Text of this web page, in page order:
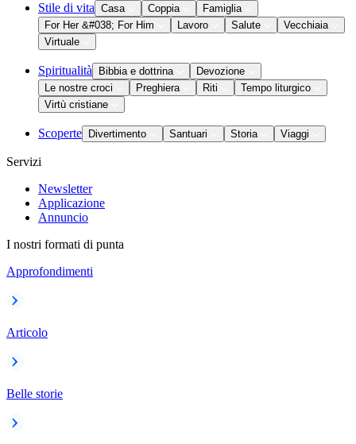
Stile di vita Casa Coppia
Famiglia
For Her &#038; For Him
Lavoro Salute
Vecchiaia
Virtuale
Spiritualità Bibbia e dottrina
Devozione
Le nostre croci
Preghiera Riti
Tempo liturgico
Virtù cristiane
Scoperte Divertimento Santuari Storia Viaggi
Servizi
Newsletter
Applicazione
Annuncio
I nostri formati di punta
Approfondimenti
Articolo
Belle storie